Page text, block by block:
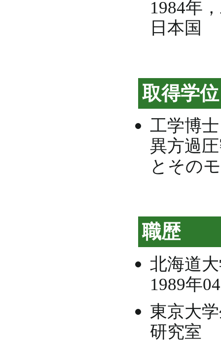
1984年
日本国
取得学位
工学博士
異方過
とその
職歴
北海道
1989年
東京大
研究室